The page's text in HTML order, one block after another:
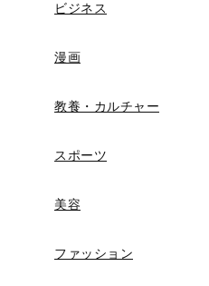
ビジネス
漫画
教養・カルチャー
スポーツ
美容
ファッション